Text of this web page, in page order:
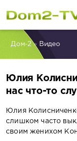
Дом-2» Видео
Юлия
нас что-то
Юлия
слишком часто
своим женихом